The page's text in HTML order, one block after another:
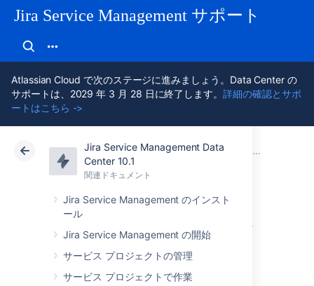
Jira Service Management サポート
Atlassian Cloud で次のステージに進みましょう。Data Center の
サポートは、2029 年 3 月 28 日に終了します。詳細の確認とサポ
ートはこちら ->
Jira Service Management Data
Center 10.1
関連ドキュメント
Jira Service Management のインスト
ール
Jira Service Management の開始
サービス プロジェクトの管理
サービス プロジェクトで作業
アトラシアン サポート Jira Service Management 10.1
関連ドキュメントチュートリ
クラウド Data Center 10.1
2. インシデントを
作成する